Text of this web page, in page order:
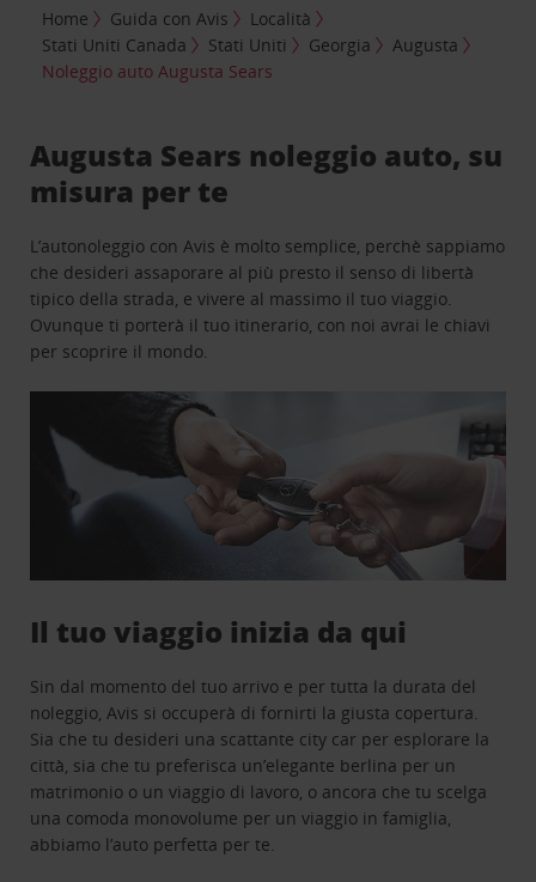
Home Guida con Avis
Località
Stati Uniti Canada
Stati Uniti Georgia
Augusta
Noleggio auto Augusta Sears
Augusta Sears noleggio auto, su
misura per te
L’autonoleggio con Avis è molto semplice, perchè sappiamo
che desideri assaporare al più presto il senso di libertà
tipico della strada, e vivere al massimo il tuo viaggio.
Ovunque ti porterà il tuo itinerario, con noi avrai le chiavi
per scoprire il mondo.
Il tuo viaggio inizia da qui
Sin dal momento del tuo arrivo e per tutta la durata del
noleggio, Avis si occuperà di fornirti la giusta copertura.
Sia che tu desideri una scattante city car per esplorare la
città, sia che tu preferisca un’elegante berlina per un
matrimonio o un viaggio di lavoro, o ancora che tu scelga
una comoda monovolume per un viaggio in famiglia,
abbiamo l’auto perfetta per te.